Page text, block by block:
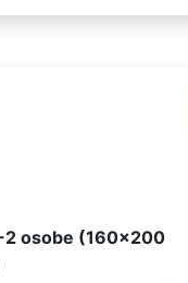
2 osobe (160x200